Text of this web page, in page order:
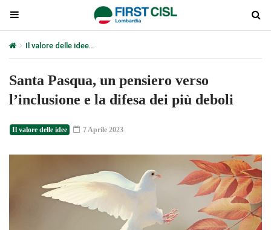
Il valore delle idee
Santa Pasqua, un pensiero verso
l’inclusione e la difesa dei più deboli
Il valore delle idee 7 Aprile 2023